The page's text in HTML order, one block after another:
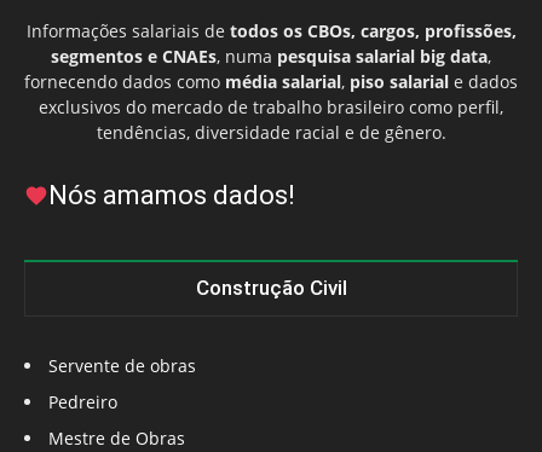
Informações salariais de todos os CBOs, cargos, profissões,
segmentos e CNAEs, numa pesquisa salarial big data,
fornecendo dados como média salarial, piso salarial e dados
exclusivos do mercado de trabalho brasileiro como perfil,
tendências, diversidade racial e de gênero.
Nós amamos dados!
Construção Civil
Servente de obras
Pedreiro
Mestre de Obras